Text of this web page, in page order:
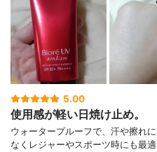
5.00
使用感が軽い日焼け止め。
ウォータープルーフで、汗や擦れ
なくレジャーやスポーツ時にも最